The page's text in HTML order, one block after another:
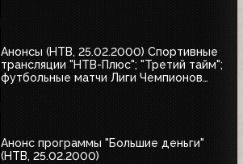
Анонсы (НТВ, 25.02.2000) Спортивные
трансляции "НТВ-Плюс"; "Третий тайм";
футбольные матчи Лиги Чемпионов
Анонс программы "Большие деньги"
(НТВ, 25.02.2000)